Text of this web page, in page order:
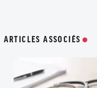
ARTICLES ASSOCIÉS